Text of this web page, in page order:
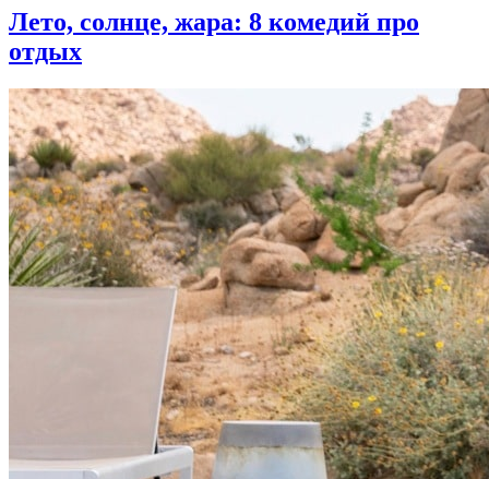
Лето, солнце, жара: 8 комедий про
отдых